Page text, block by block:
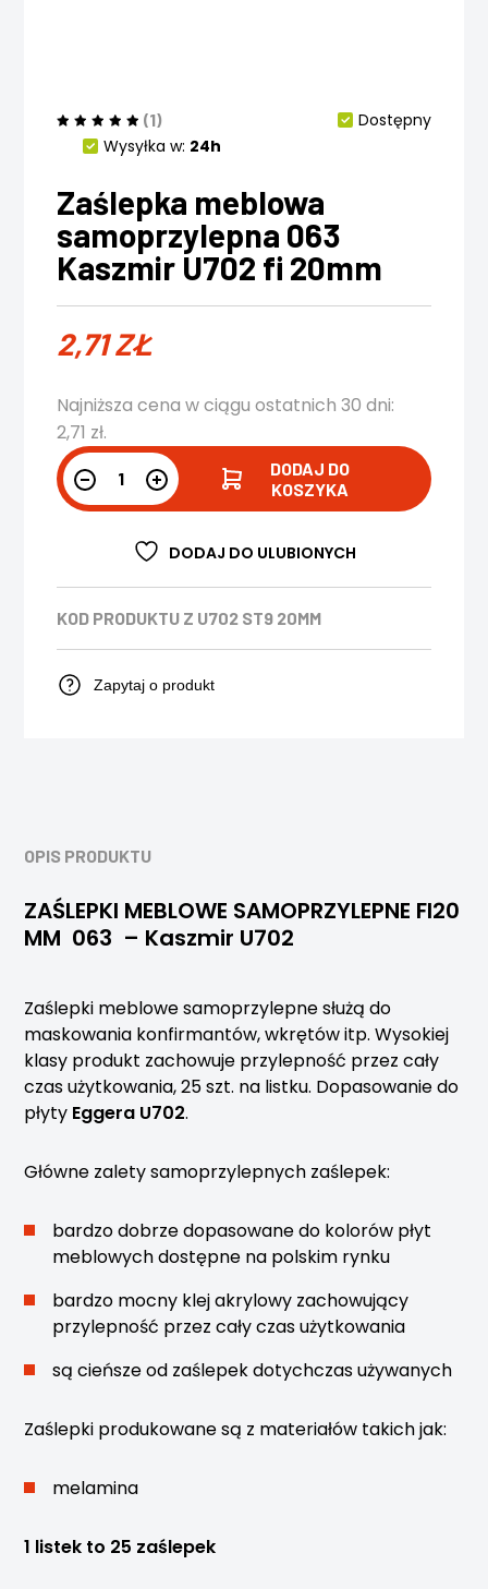
(1)
Dostępny
Wysyłka w: 24h
Zaślepka meblowa
samoprzylepna 063
Kaszmir U702 fi 20mm
2,71ZŁ
Najniższa cena w ciągu ostatnich 30 dni:
2,71 zł.
DODAJ DO
KOSZYKA
DODAJ DO ULUBIONYCH
KOD PRODUKTU Z U702 ST9 20MM
Zapytaj o produkt
OPIS PRODUKTU
ZAŚLEPKI MEBLOWE SAMOPRZYLEPNE FI20
MM 063 – Kaszmir U702
Zaślepki meblowe samoprzylepne służą do
maskowania konfirmantów, wkrętów itp. Wysokiej
klasy produkt zachowuje przylepność przez cały
czas użytkowania, 25 szt. na listku. Dopasowanie do
płyty Eggera U702.
Główne zalety samoprzylepnych zaślepek:
bardzo dobrze dopasowane do kolorów płyt
meblowych dostępne na polskim rynku
bardzo mocny klej akrylowy zachowujący
przylepność przez cały czas użytkowania
są cieńsze od zaślepek dotychczas używanych
Zaślepki produkowane są z materiałów takich jak:
melamina
1 listek to 25 zaślepek